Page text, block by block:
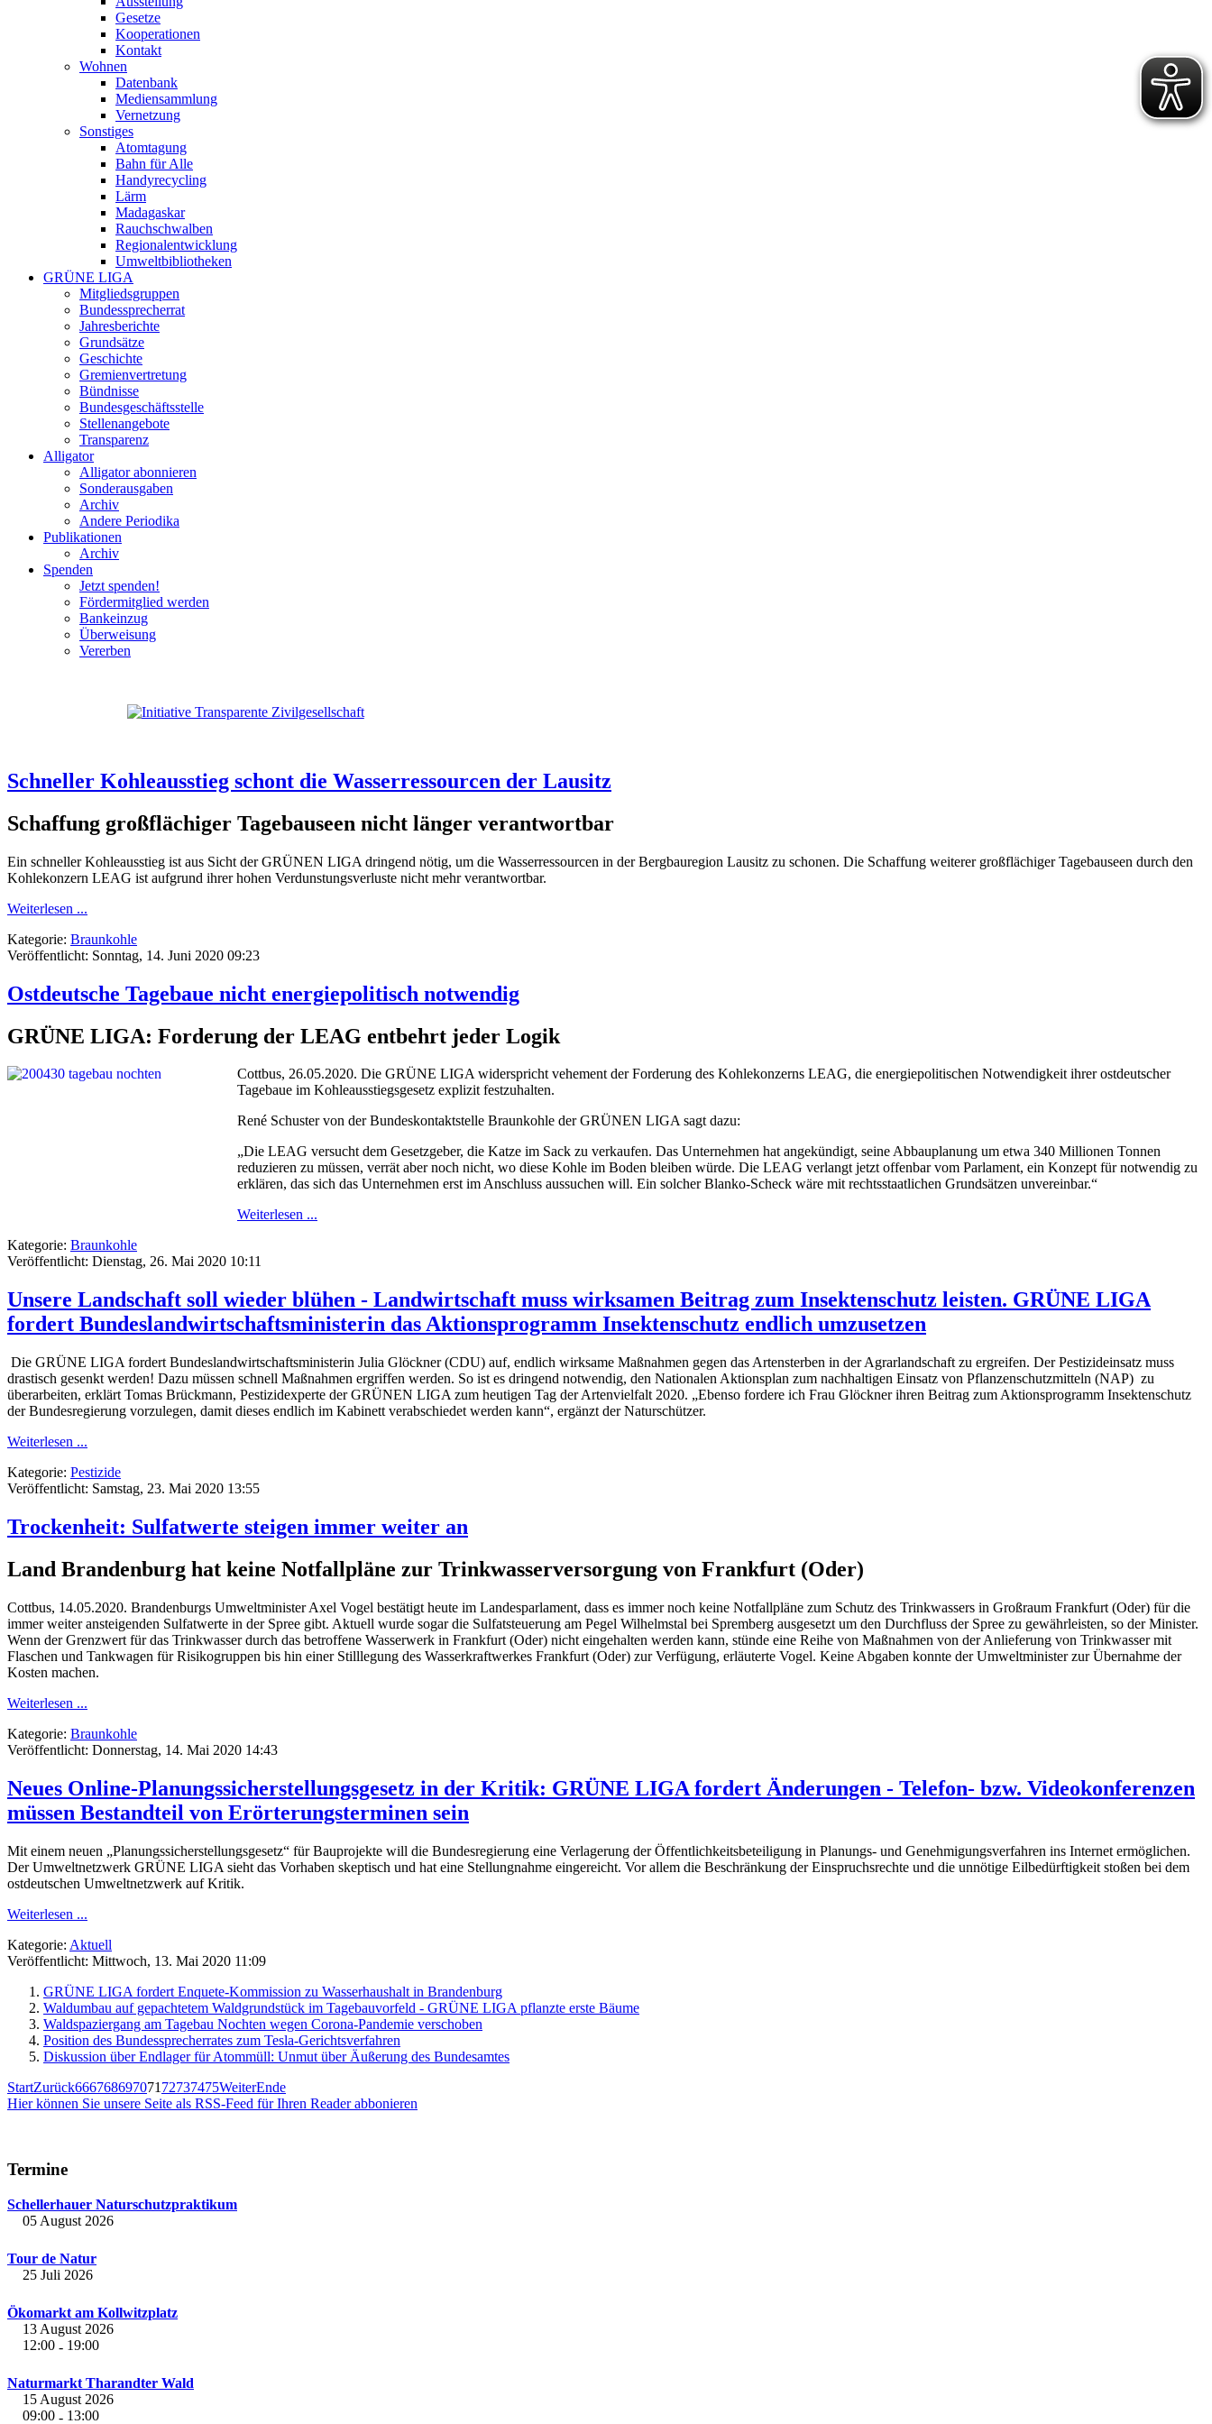
Gesetze
Kooperationen
Kontakt
Wohnen
Datenbank
Mediensammlung
Vernetzung
Sonstiges
Atomtagung
Bahn für Alle
Handyrecycling
Lärm
Madagaskar
Rauchschwalben
Regionalentwicklung
Umweltbibliotheken
GRÜNE LIGA
Mitgliedsgruppen
Bundessprecherrat
Jahresberichte
Grundsätze
Geschichte
Gremienvertretung
Bündnisse
Bundesgeschäftsstelle
Stellenangebote
Transparenz
Alligator
Alligator abonnieren
Sonderausgaben
Archiv
Andere Periodika
Publikationen
Archiv
Spenden
Jetzt spenden!
Fördermitglied werden
Bankeinzug
Überweisung
Vererben
Schneller Kohleausstieg schont die Wasserressourcen der Lausitz
Schaffung großflächiger Tagebauseen nicht länger verantwortbar
Ein schneller Kohleausstieg ist aus Sicht der GRÜNEN LIGA dringend nötig, um die Wasserressourcen in der Bergbauregion Lausitz zu schonen. Die Schaffung weiterer großflächiger Tagebauseen durch den
Kohlekonzern LEAG ist aufgrund ihrer hohen Verdunstungsverluste nicht mehr verantwortbar.
Weiterlesen ...
Kategorie: Braunkohle
Veröffentlicht: Sonntag, 14. Juni 2020 09:23
Ostdeutsche Tagebaue nicht energiepolitisch notwendig
GRÜNE LIGA: Forderung der LEAG entbehrt jeder Logik
Cottbus, 26.05.2020. Die GRÜNE LIGA widerspricht vehement der Forderung des Kohlekonzerns LEAG, die energiepolitischen Notwendigkeit ihrer ostdeutscher
Tagebaue im Kohleausstiegsgesetz explizit festzuhalten.
René Schuster von der Bundeskontaktstelle Braunkohle der GRÜNEN LIGA sagt dazu:
„Die LEAG versucht dem Gesetzgeber, die Katze im Sack zu verkaufen. Das Unternehmen hat angekündigt, seine Abbauplanung um etwa 340 Millionen Tonnen
reduzieren zu müssen, verrät aber noch nicht, wo diese Kohle im Boden bleiben würde. Die LEAG verlangt jetzt offenbar vom Parlament, ein Konzept für notwendig zu
erklären, das sich das Unternehmen erst im Anschluss aussuchen will. Ein solcher Blanko-Scheck wäre mit rechtsstaatlichen Grundsätzen unvereinbar.“
Weiterlesen ...
Kategorie: Braunkohle
Veröffentlicht: Dienstag, 26. Mai 2020 10:11
Unsere Landschaft soll wieder blühen - Landwirtschaft muss wirksamen Beitrag zum Insektenschutz leisten. GRÜNE LIGA
fordert Bundeslandwirtschaftsministerin das Aktionsprogramm Insektenschutz endlich umzusetzen
Die GRÜNE LIGA fordert Bundeslandwirtschaftsministerin Julia Glöckner (CDU) auf, endlich wirksame Maßnahmen gegen das Artensterben in der Agrarlandschaft zu ergreifen. Der Pestizideinsatz muss
drastisch gesenkt werden! Dazu müssen schnell Maßnahmen ergriffen werden. So ist es dringend notwendig, den Nationalen Aktionsplan zum nachhaltigen Einsatz von Pflanzenschutzmitteln (NAP) zu
überarbeiten, erklärt Tomas Brückmann, Pestizidexperte der GRÜNEN LIGA zum heutigen Tag der Artenvielfalt 2020. „Ebenso fordere ich Frau Glöckner ihren Beitrag zum Aktionsprogramm Insektenschutz
der Bundesregierung vorzulegen, damit dieses endlich im Kabinett verabschiedet werden kann“, ergänzt der Naturschützer.
Weiterlesen ...
Kategorie: Pestizide
Veröffentlicht: Samstag, 23. Mai 2020 13:55
Trockenheit: Sulfatwerte steigen immer weiter an
Land Brandenburg hat keine Notfallpläne zur Trinkwasserversorgung von Frankfurt (Oder)
Cottbus, 14.05.2020. Brandenburgs Umweltminister Axel Vogel bestätigt heute im Landesparlament, dass es immer noch keine Notfallpläne zum Schutz des Trinkwassers in Großraum Frankfurt (Oder) für die
immer weiter ansteigenden Sulfatwerte in der Spree gibt. Aktuell wurde sogar die Sulfatsteuerung am Pegel Wilhelmstal bei Spremberg ausgesetzt um den Durchfluss der Spree zu gewährleisten, so der Minister.
Wenn der Grenzwert für das Trinkwasser durch das betroffene Wasserwerk in Frankfurt (Oder) nicht eingehalten werden kann, stünde eine Reihe von Maßnahmen von der Anlieferung von Trinkwasser mit
Flaschen und Tankwagen für Risikogruppen bis hin einer Stilllegung des Wasserkraftwerkes Frankfurt (Oder) zur Verfügung, erläuterte Vogel. Keine Abgaben konnte der Umweltminister zur Übernahme der
Kosten machen.
Weiterlesen ...
Kategorie: Braunkohle
Veröffentlicht: Donnerstag, 14. Mai 2020 14:43
Neues Online-Planungssicherstellungsgesetz in der Kritik: GRÜNE LIGA fordert Änderungen - Telefon- bzw. Videokonferenzen
müssen Bestandteil von Erörterungsterminen sein
Mit einem neuen „Planungssicherstellungsgesetz“ für Bauprojekte will die Bundesregierung eine Verlagerung der Öffentlichkeitsbeteiligung in Planungs- und Genehmigungsverfahren ins Internet ermöglichen.
Der Umweltnetzwerk GRÜNE LIGA sieht das Vorhaben skeptisch und hat eine Stellungnahme eingereicht. Vor allem die Beschränkung der Einspruchsrechte und die unnötige Eilbedürftigkeit stoßen bei dem
ostdeutschen Umweltnetzwerk auf Kritik.
Weiterlesen ...
Kategorie: Aktuell
Veröffentlicht: Mittwoch, 13. Mai 2020 11:09
GRÜNE LIGA fordert Enquete-Kommission zu Wasserhaushalt in Brandenburg
Waldumbau auf gepachtetem Waldgrundstück im Tagebauvorfeld - GRÜNE LIGA pflanzte erste Bäume
Waldspaziergang am Tagebau Nochten wegen Corona-Pandemie verschoben
Position des Bundessprecherrates zum Tesla-Gerichtsverfahren
Diskussion über Endlager für Atommüll: Unmut über Äußerung des Bundesamtes
StartZurück666768697071 72737475WeiterEnde
Hier können Sie unsere Seite als RSS-Feed für Ihren Reader abbonieren
Termine
Schellerhauer Naturschutzpraktikum
05 August 2026
Tour de Natur
25 Juli 2026
Ökomarkt am Kollwitzplatz
13 August 2026
12:00 - 19:00
Naturmarkt Tharandter Wald
15 August 2026
09:00 - 13:00